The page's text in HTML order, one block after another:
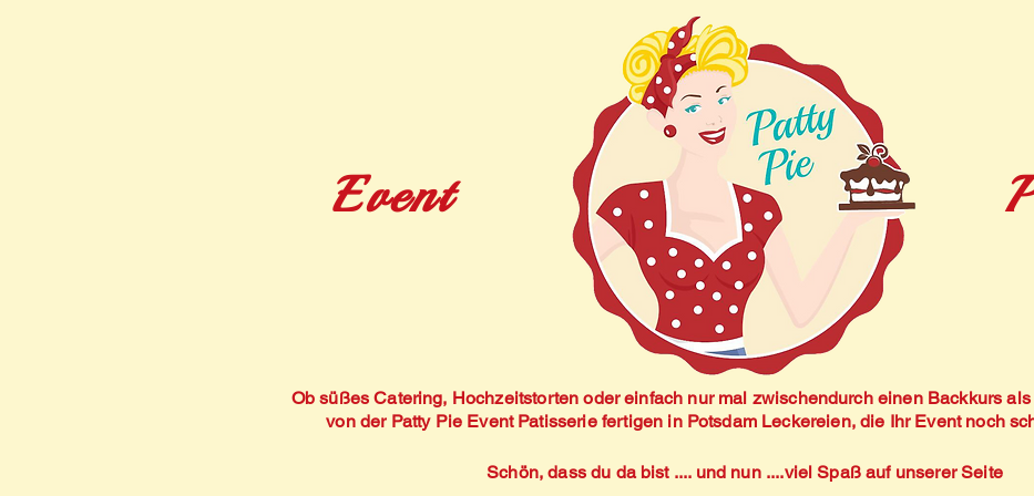
Event
Ob süßes Catering, Hochzeitstorten oder einfach nur mal zwischendurch einen Backkurs
von der Patty Pie Event Patisserie fertigen in Potsdam Leckereien, die Ihr Event noch
Schön, dass du da bist .... und nun ....viel Spaß auf unserer Seite